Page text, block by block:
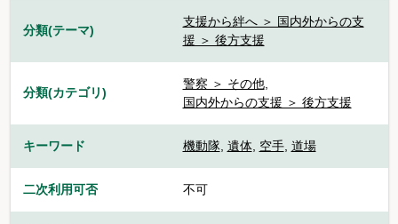
分類(テーマ)
支援から絆へ ＞ 国内外からの支
援 ＞ 後方支援
分類(カテゴリ)
警察 ＞ その他,
国内外からの支援 ＞ 後方支援
キーワード 機動隊, 遺体, 空手, 道場
二次利用可否 不可